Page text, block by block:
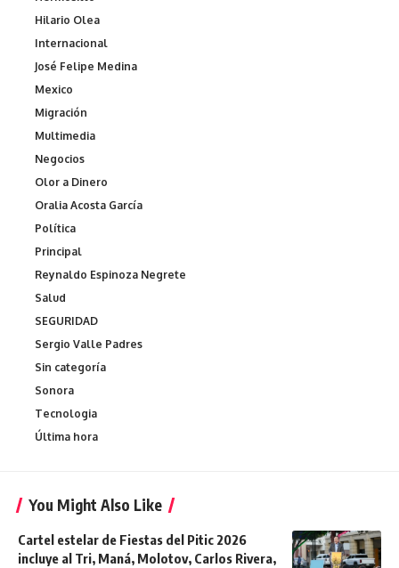
Hilario Olea
Internacional
José Felipe Medina
Mexico
Migración
Multimedia
Negocios
Olor a Dinero
Oralia Acosta García
Política
Principal
Reynaldo Espinoza Negrete
Salud
SEGURIDAD
Sergio Valle Padres
Sin categoría
Sonora
Tecnologia
Última hora
You Might Also Like
Cartel estelar de Fiestas del Pitic 2026
incluye al Tri, Maná, Molotov, Carlos Rivera,